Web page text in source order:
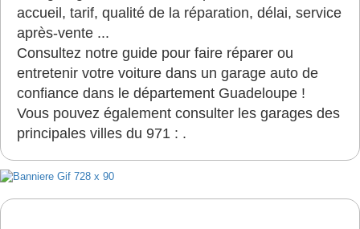
accueil, tarif, qualité de la réparation, délai, service
après-vente ...
Consultez notre guide pour faire réparer ou
entretenir votre voiture dans un garage auto de
confiance dans le département Guadeloupe !
Vous pouvez également consulter les garages des
principales villes du 971 : .